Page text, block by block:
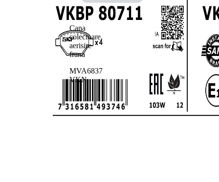
Cana
colectoare,
aerisire
frana
MVA6837
VKN